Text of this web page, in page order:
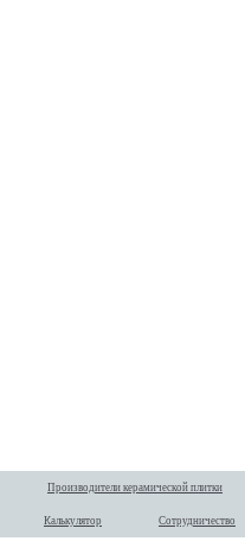
Производители керамической плитки
Калькулятор Сотрудничество